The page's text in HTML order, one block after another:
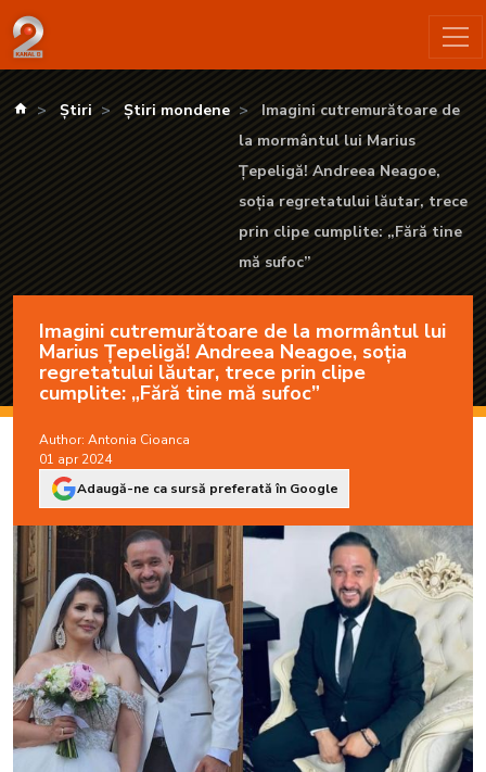
Imagini cutremurătoare de la mormântul lui Marius Țepeligă!
kanald.ro
Știri Știri mondene
Imagini cutremurătoare de
la mormântul lui Marius
Țepeligă! Andreea Neagoe,
soția regretatului lăutar, trece
prin clipe cumplite: „Fără tine
mă sufoc”
Imagini cutremurătoare de la mormântul lui
Marius Țepeligă! Andreea Neagoe, soția
regretatului lăutar, trece prin clipe
cumplite: „Fără tine mă sufoc”
Author: Antonia Cioanca
01 apr 2024
Adaugă-ne ca sursă preferată în Google